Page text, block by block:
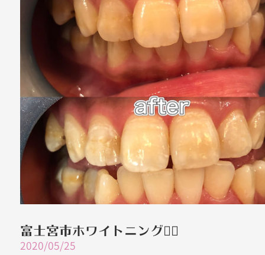
富士宮市ホワイトニング🧚‍♀️
2020/05/25